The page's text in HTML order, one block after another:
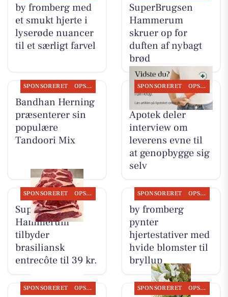
by fromberg med
et smukt hjerte i
lyserøde nuancer
til et særligt farvel
SuperBrugsen
Hammerum
skruer op for
duften af nybagt
brød
SPONSORERET OPSLAGSTAVLEN
Bandhan Herning
præsenterer sin
populære
Tandoori Mix
SPONSORERET OPSLAGSTAVLEN
Herning Løve
Apotek deler
interview om
leverens evne til
at genopbygge sig
selv
SPONSORERET OPSLAGSTAVLEN
SuperBrugsen
Hammerum
tilbyder
brasiliansk
entrecôte til 39 kr.
SPONSORERET OPSLAGSTAVLEN
by fromberg
pynter
hjertestativer med
hvide blomster til
bryllup
SPONSORERET OPSLAGSTAVLEN SPONSORERET OPSLAGSTAVLEN